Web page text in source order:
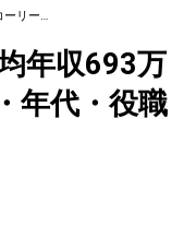
【リコーリース】平均年収693万円｜年収推移・業界・年代・役職別など徹底解説！
年収693万
年代・役職